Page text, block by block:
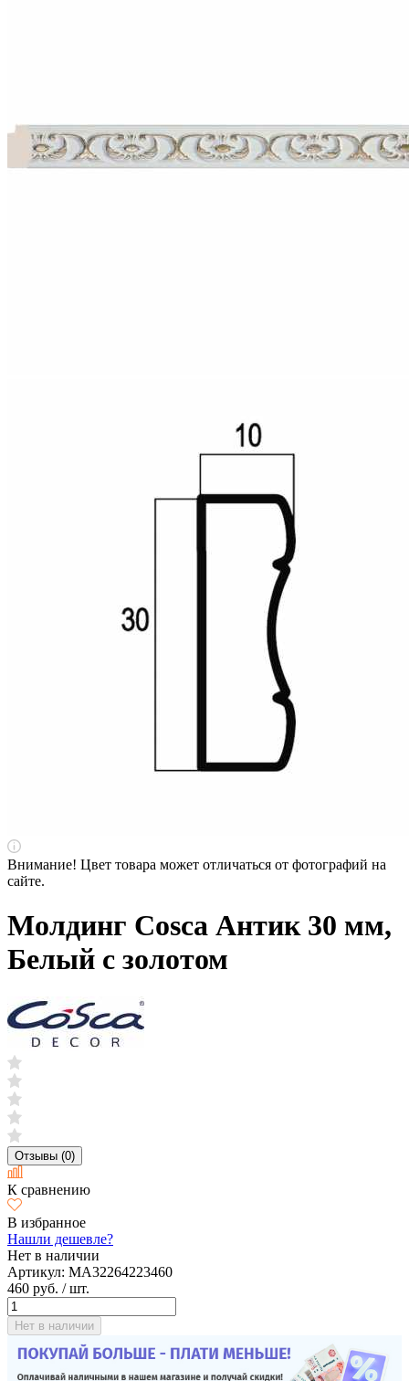
Внимание! Цвет товара может отличаться от фотографий на
сайте.
Молдинг Cosca Антик 30 мм,
Белый с золотом
Отзывы (0)
К сравнению
В избранное
Нашли дешевле?
Нет в наличии
Артикул: MA32264223460
460 руб. / шт.
Нет в наличии